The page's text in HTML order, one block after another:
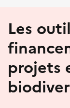
Les
projets